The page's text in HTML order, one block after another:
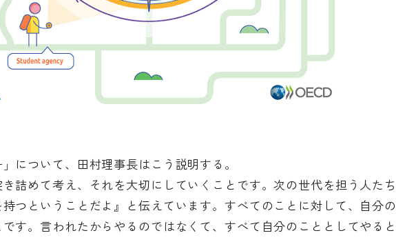
について、田村理事長はこう説明する。
き詰めて考え、それを大切にしていくことです。次の世代を担う人たち
つということだよ』と伝えています。すべてのことに対して、自分の
す。言われたからやるのではなくて、すべて自分のこととしてやると